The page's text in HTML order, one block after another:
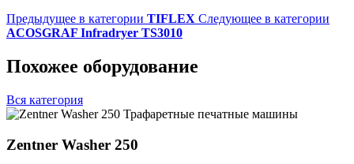
Предыдущее в категории TIFLEX Следующее в категории
ACOSGRAF Infradryer TS3010
Похожее оборудование
Вся категория
Трафаретные печатные машины
Zentner Washer 250